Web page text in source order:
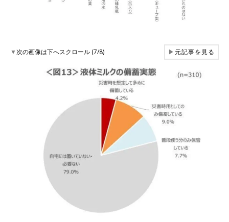
▼次の画像は下へスクロール (7/8) ▶元記事を見る